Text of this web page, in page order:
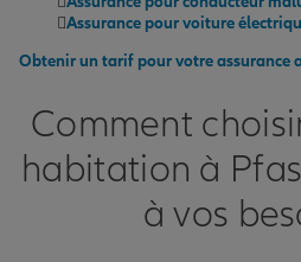
Assurance pour voiture
Obtenir un tarif pour votre assurance
Comment
habitation à
à vos